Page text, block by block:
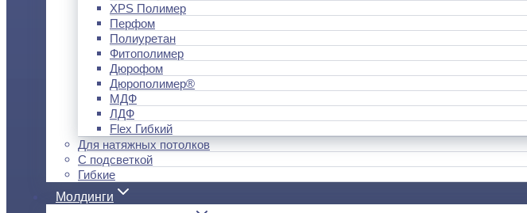
XPS Полимер
Перфом
Полиуретан
Фитополимер
Дюрофом
Дюрополимер®
МДФ
ЛДФ
Flex Гибкий
Для натяжных потолков
С подсветкой
Гибкие
Молдинги